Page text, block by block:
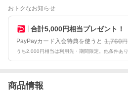
おトクなお知らせ
合計5,000円相当プレゼント！
PayPayカード入会特典を使うと 1,760円
うち2,000円相当は利用先・期間限定。他条件あり
商品情報